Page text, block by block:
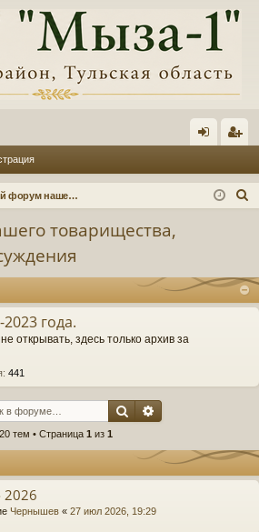
д ис
Общий форум нашего товарищества, информация, обсуждения
товарищества,
года.
открывать, здесь только архив за
: 441
Поиск
20 тем • Страница 1 из 1
2026
Чернышев « 27 июл 2026, 19:29